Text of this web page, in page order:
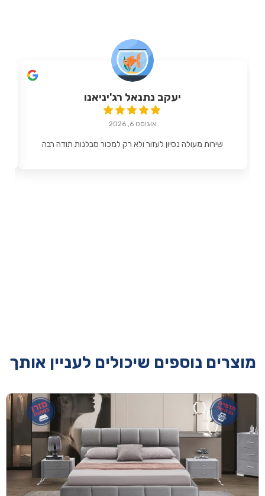
יעקב נתנאל רג'יניאנו
אוגוסט 6, 2026
שירות מעולה נסיון לעזור ולא רק למכור סבלנות תודה רבה
מוצרים נוספים שיכולים לעניין אותך